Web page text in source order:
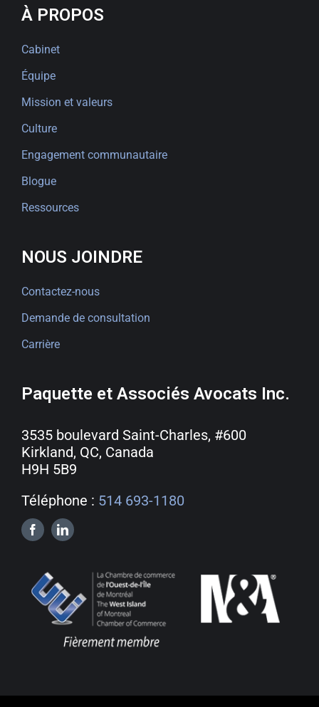
À PROPOS
Cabinet
Équipe
Mission et valeurs
Culture
Engagement communautaire
Blogue
Ressources
NOUS JOINDRE
Contactez-nous
Demande de consultation
Carrière
Paquette et Associés Avocats Inc.
3535 boulevard Saint-Charles, #600
Kirkland, QC, Canada
H9H 5B9
Téléphone : 514 693-1180